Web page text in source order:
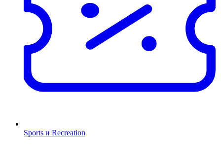
Sports и Recreation